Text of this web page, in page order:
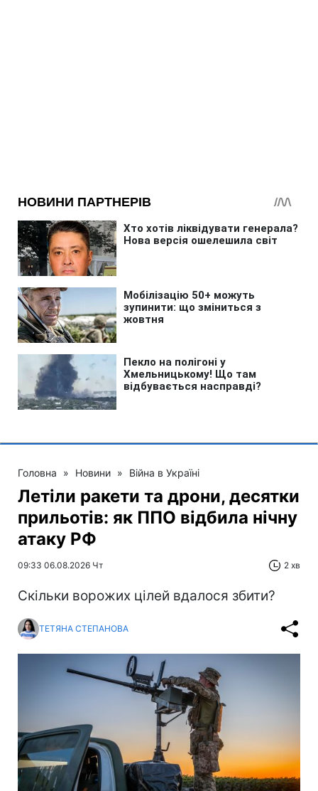
Головна » Новини » Війна в Україні
Летіли ракети та дрони, десятки
прильотів: як ППО відбила нічну
атаку РФ
09:33 06.08.2026 Чт 2 хв
Скільки ворожих цілей вдалося збити?
ТЕТЯНА СТЕПАНОВА